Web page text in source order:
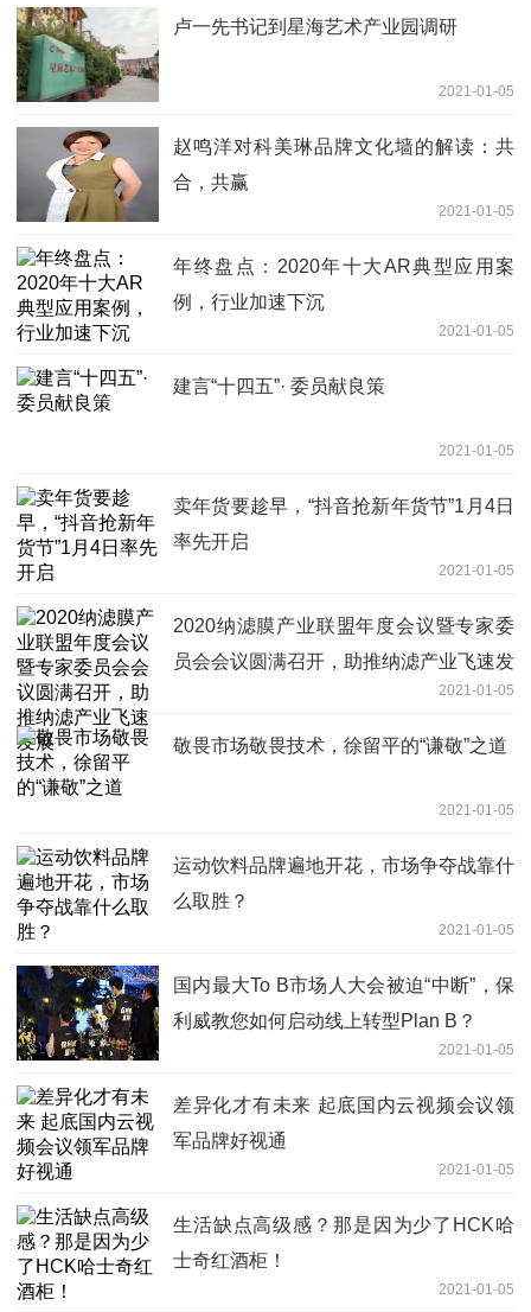
卢一先书记到星海艺术产业园调研
2021-01-05
赵鸣洋对科美琳品牌文化墙的解读：共
合，共赢
2021-01-05
年终盘点：2020年十大AR典型应用案
例，行业加速下沉
2021-01-05
建言“十四五”· 委员献良策
2021-01-05
卖年货要趁早，“抖音抢新年货节”1月4日
率先开启
2021-01-05
2020纳滤膜产业联盟年度会议暨专家委
员会会议圆满召开，助推纳滤产业飞速发
2021-01-05
敬畏市场敬畏技术，徐留平的“谦敬”之道
2021-01-05
运动饮料品牌遍地开花，市场争夺战靠什
么取胜？
2021-01-05
国内最大To B市场人大会被迫“中断”，保
利威教您如何启动线上转型Plan B？
2021-01-05
差异化才有未来 起底国内云视频会议领
军品牌好视通
2021-01-05
生活缺点高级感？那是因为少了HCK哈
士奇红酒柜！
2021-01-05